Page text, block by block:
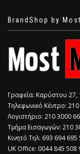
BrandShop by
Γραφεία: Καρύστου 27,
Τηλεφωνικό Κέντρο:
Λογιστήριο: 210 3000
Τμήμα Εισαγωγών: 210
Κινητό Τηλ: 693 694 695
​UK Office: 0044 845 508